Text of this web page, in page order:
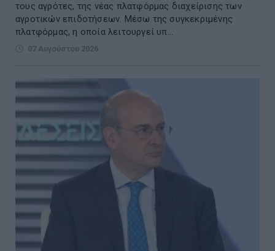
τους αγρότες, της νέας πλατφόρμας διαχείρισης των
αγροτικών επιδοτήσεων. Μέσω της συγκεκριμένης
πλατφόρμας, η οποία λειτουργεί υπ...
07 Αυγούστου 2026